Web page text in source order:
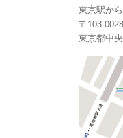
東京駅か
〒103-0028
東京都中